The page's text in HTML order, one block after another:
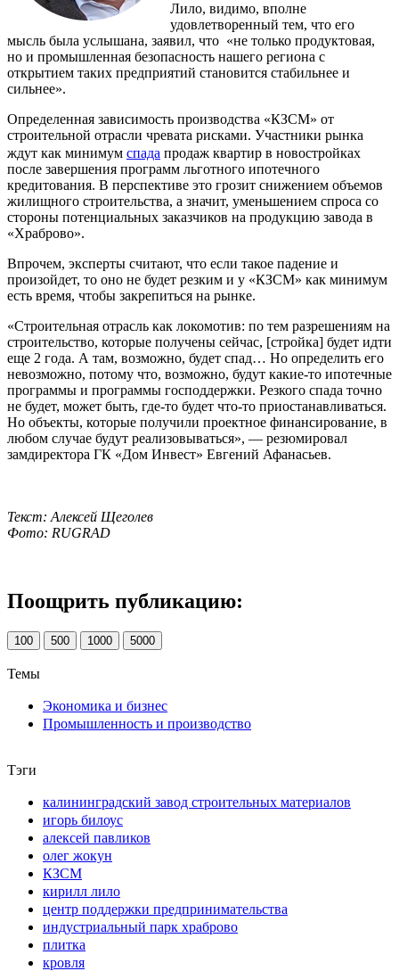
Лило, видимо, вполне
удовлетворенный тем, что его
мысль была услышана, заявил, что «не только продуктовая,
но и промышленная безопасность нашего региона с
открытием таких предприятий становится стабильнее и
сильнее».
Определенная зависимость производства «КЗСМ» от
строительной отрасли чревата рисками. Участники рынка
ждут как минимум спада продаж квартир в новостройках
после завершения программ льготного ипотечного
кредитования. В перспективе это грозит снижением объемов
жилищного строительства, а значит, уменьшением спроса со
стороны потенциальных заказчиков на продукцию завода в
«Храброво».
Впрочем, эксперты считают, что если такое падение и
произойдет, то оно не будет резким и у «КЗСМ» как минимум
есть время, чтобы закрепиться на рынке.
«Строительная отрасль как локомотив: по тем разрешениям на
строительство, которые получены сейчас, [стройка] будет идти
еще 2 года. А там, возможно, будет спад… Но определить его
невозможно, потому что, возможно, будут какие-то ипотечные
программы и программы господдержки. Резкого спада точно
не будет, может быть, где-то будет что-то приостанавливаться.
Но объекты, которые получили проектное финансирование, в
любом случае будут реализовываться», — резюмировал
замдиректора ГК «Дом Инвест» Евгений Афанасьев.
Текст: Алексей Щеголев
Фото: RUGRAD
Поощрить публикацию:
100 500 1000 5000
Темы
Экономика и бизнес
Промышленность и производство
Тэги
калининградский завод строительных материалов
игорь билоус
алексей павликов
олег жокун
КЗСМ
кирилл лило
центр поддержки предпринимательства
индустриальный парк храброво
плитка
кровля